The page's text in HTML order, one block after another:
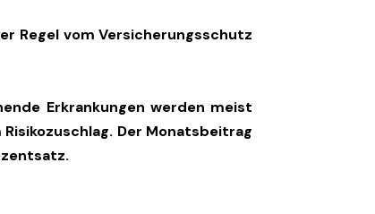
Regel vom Versicherungsschutz
Erkrankungen werden meist
Der Monatsbeitrag